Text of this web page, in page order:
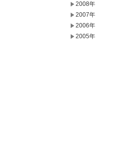
2008年
2007年
2006年
2005年